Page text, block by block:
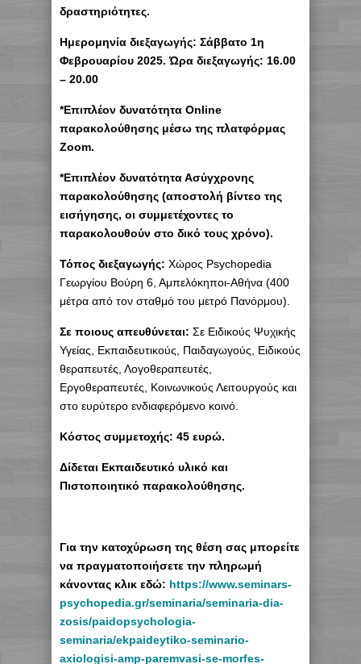
δραστηριότητες.
Ημερομηνία διεξαγωγής: Σάββατο 1η
Φεβρουαρίου 2025. Ώρα διεξαγωγής: 16.00
– 20.00
*Επιπλέον δυνατότητα Οnline
παρακολούθησης μέσω της πλατφόρμας
Zoom.
*Επιπλέον δυνατότητα Ασύγχρονης
παρακολούθησης (αποστολή βίντεο της
εισήγησης, οι συμμετέχοντες το
παρακολουθούν στο δικό τους χρόνο).
Τόπος διεξαγωγής: Χώρος Psychopedia
Γεωργίου Βούρη 6, Αμπελόκηποι-Αθήνα (400
μέτρα από τον σταθμό του μετρό Πανόρμου).
Σε ποιους απευθύνεται: Σε Ειδικούς Ψυχικής
Υγείας, Εκπαιδευτικούς, Παιδαγωγούς, Ειδικούς
θεραπευτές, Λογοθεραπευτές,
Εργοθεραπευτές, Κοινωνικούς Λειτουργούς και
στο ευρύτερο ενδιαφερόμενο κοινό.
Κόστος συμμετοχής: 45 ευρώ.
Δίδεται Εκπαιδευτικό υλικό και
Πιστοποιητικό παρακολούθησης.
Για την κατοχύρωση της θέση σας μπορείτε
να πραγματοποιήσετε την πληρωμή
κάνοντας κλικ εδώ: https://www.seminars-
psychopedia.gr/seminaria/seminaria-dia-
zosis/paidopsychologia-
seminaria/ekpaideytiko-seminario-
axiologisi-amp-paremvasi-se-morfes-